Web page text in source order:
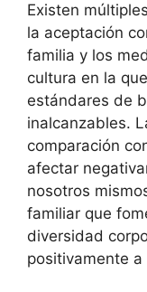
Existen
la aceptación
familia y los
cultura en la
estándares de
inalcanzables.
comparación
afectar
nosotros
familiar que
diversidad
positivamente